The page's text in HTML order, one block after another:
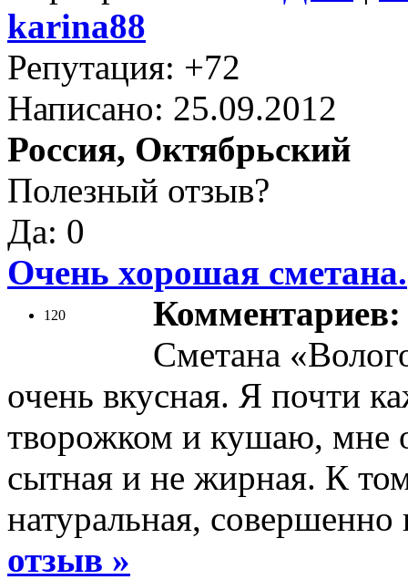
karina88
Репутация: +72
Написано: 25.09.2012
Россия, Октябрьский
Полезный отзыв?
Да: 0
Очень хорошая сметана.
120
Комментариев:
Сметана
очень вкусная. Я почти
творожком и кушаю, мне
сытная и не жирная. К
натуральная,
отзыв »